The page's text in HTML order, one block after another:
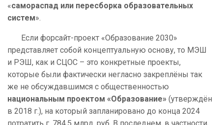
«самораспад или пересборка образовательных
систем».
Если форсайт-проект «Образование 2030»
представляет собой концептуальную основу, то МЭШ
и РЭШ, как и СЦОС – это конкретные проекты,
которые были фактически негласно закреплёны так
же не обсуждавшимся с общественностью
национальным проектом «Образование» (утверждён
в 2018 г.), на который запланировано до конца 2024